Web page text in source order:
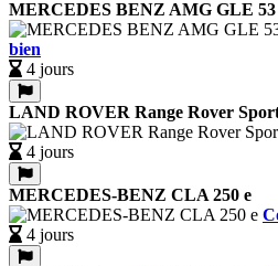
MERCEDES BENZ AMG GLE
bien
4 jours
LAND ROVER Range Rover
4 jours
MERCEDES-BENZ CLA 250 e
4 jours